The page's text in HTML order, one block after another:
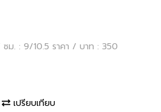
ม. : 9/10.5 ราคา / บาท : 350
เปรียบเทียบ